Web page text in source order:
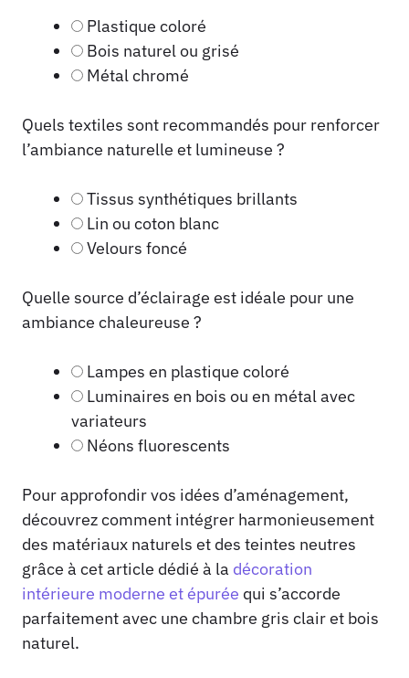
Plastique coloré
Bois naturel ou grisé
Métal chromé
Quels textiles sont recommandés pour renforcer
l’ambiance naturelle et lumineuse ?
Tissus synthétiques brillants
Lin ou coton blanc
Velours foncé
Quelle source d’éclairage est idéale pour une
ambiance chaleureuse ?
Lampes en plastique coloré
Luminaires en bois ou en métal avec
variateurs
Néons fluorescents
Pour approfondir vos idées d’aménagement,
découvrez comment intégrer harmonieusement
des matériaux naturels et des teintes neutres
grâce à cet article dédié à la décoration
intérieure moderne et épurée qui s’accorde
parfaitement avec une chambre gris clair et bois
naturel.